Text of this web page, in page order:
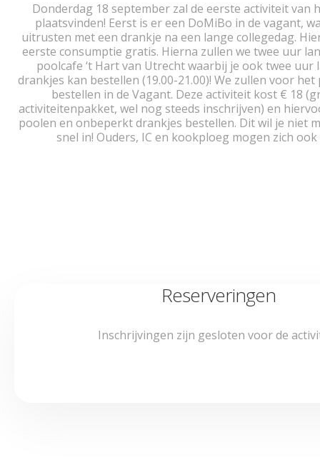
Donderdag 18 september zal de eerste activiteit van
plaatsvinden! Eerst is er een DoMiBo in de vagant,
uitrusten met een drankje na een lange collegedag.
eerste consumptie gratis. Hierna zullen we twee uur
poolcafe ‘t Hart van Utrecht waarbij je ook twee
drankjes kan bestellen (19.00-21.00)! We zullen voor
bestellen in de Vagant. Deze activiteit kost € 18
activiteitenpakket, wel nog steeds inschrijven) en
poolen en onbeperkt drankjes bestellen. Dit wil je niet
snel in! Ouders, IC en kookploeg mogen zich
Reserveringen
Inschrijvingen zijn gesloten voor de